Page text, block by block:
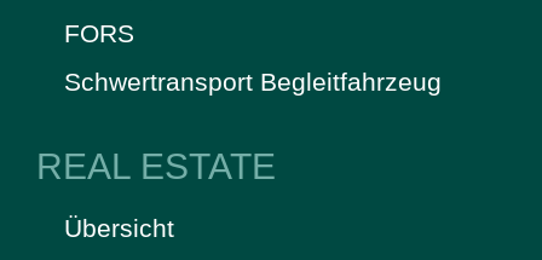
FORS
Schwertransport Begleitfahrzeug
REAL ESTATE
Übersicht